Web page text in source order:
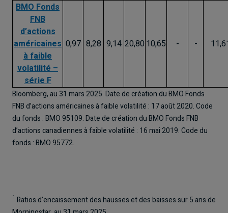
BMO Fonds
FNB
d’actions
américaines
à faible
volatilité –
série F
0,97 8,28 9,14 20,80 10,65 - -
Bloomberg, au 31 mars 2025. Date de création du BMO Fonds
FNB d’actions américaines à faible volatilité : 17 août 2020. Code
du fonds : BMO 95109. Date de création du BMO Fonds FNB
d’actions canadiennes à faible volatilité : 16 mai 2019. Code du
fonds : BMO 95772.
1 Ratios d’encaissement des hausses et des baisses sur 5 ans de